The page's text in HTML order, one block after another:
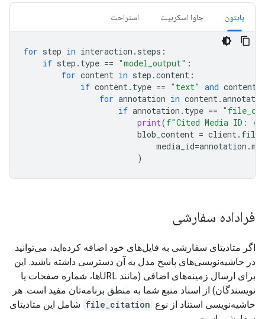
پایتون جاوا اسکریپت استراحت
for step in interaction . steps :
if step . type == "model_output" :
for content in step .content :
if content. type == "text" and content
for annotation in content.
if annotation . type ==
print(f"Cited Media ID: {
blob_content = client.
media_id=annotation .
)
فراداده سفارشی
اگر متادیتای سفارشی به فایل‌های خود اضافه کرده‌اید، می‌توانید
در حاشیه‌نویسی‌های پاسخ مدل به آن دسترسی داشته باشید. این
برای ارسال زمینه‌های اضافی (مانند URLها، شماره صفحات یا
نویسندگان) از اسناد منبع شما به منطق برنامه‌تان مفید است. هر
حاشیه‌نویسی استناد از نوع file_citation شامل این متادیتای